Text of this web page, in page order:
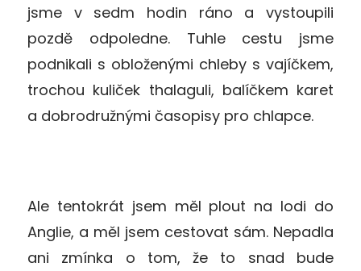
jsme v sedm hodin ráno a vystoupili
pozdě odpoledne. Tuhle cestu jsme
podnikali s obloženými chleby s vajíčkem,
trochou kuliček thalaguli, balíčkem karet
a dobrodružnými časopisy pro chlapce.
Ale tentokrát jsem měl plout na lodi do
Anglie, a měl jsem cestovat sám. Nepadla
ani zmínka o tom, že to snad bude